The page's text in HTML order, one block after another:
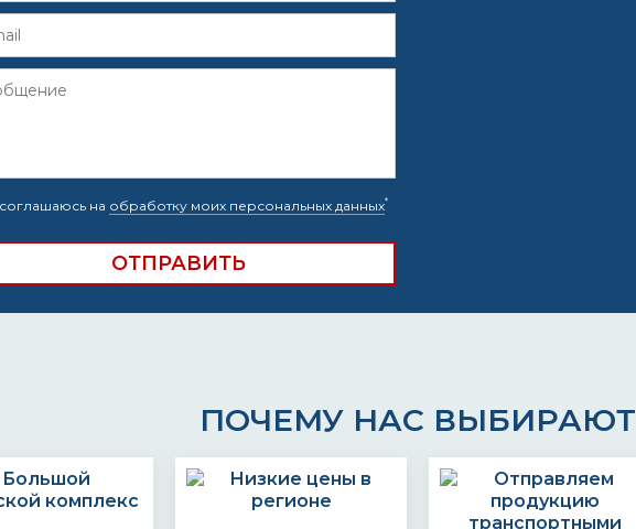
на обработку моих персональных данных*
ПОЧЕМУ НАС ВЫБИРАЮТ